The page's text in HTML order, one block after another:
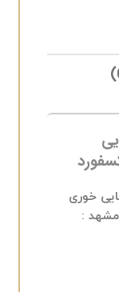
خوری
مشهد :